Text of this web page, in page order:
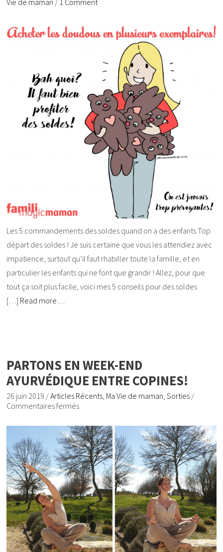
Les 5 commandements des soldes quand on a des enfants Top
départ des soldes ! Je suis certaine que vous les attendiez avec
impatience, surtout qu’il faut rhabiller toute la famille, et en
particulier les enfants qui ne font que grandir ! Allez, pour que
tout ça soit plus facile, voici mes 5 conseils pour des soldes
[…] Read more…
PARTONS EN WEEK-END
AYURVÉDIQUE ENTRE COPINES!
26 juin 2019 /Articles Récents Ma Vie de maman ,Sorties /
Commentaires fermés